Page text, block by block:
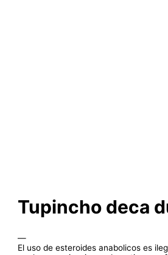
Tupincho deca
—
El uso de esteroides anabolicos es